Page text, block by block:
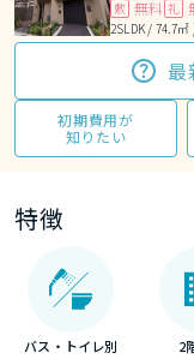
敷 無料 礼
2SLDK / 74.7㎡
最
初期費用が
知りたい
特徴
バス・トイレ別 2